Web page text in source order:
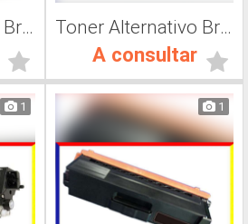
Toner Alternativo Brother TN 315K, Impresora Láser Toner Alternativo Brother TN 315M, Impresora Láser
A consultar
1 1